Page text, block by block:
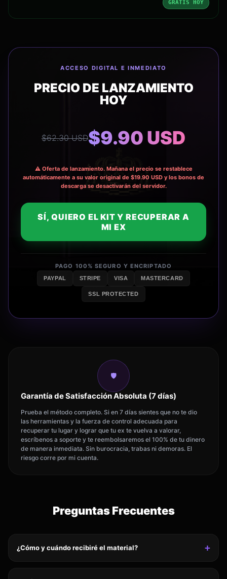
GRATIS HOY
ACCESO DIGITAL E INMEDIATO
PRECIO DE LANZAMIENTO
HOY
$62.30 USD$9.90 USD
⚠️ Oferta de lanzamiento. Mañana el precio se restablece
automáticamente a su valor original de $19.90 USD y los bonos de
descarga se desactivarán del servidor.
SÍ, QUIERO EL KIT Y RECUPERAR A
MI EX
PAGO 100% SEGURO Y ENCRIPTADO
PAYPAL STRIPE VISA MASTERCARD
SSL PROTECTED
🛡
Garantía de Satisfacción Absoluta (7 días)
Prueba el método completo. Si en 7 días sientes que no te dio
las herramientas y la fuerza de control adecuada para
recuperar tu lugar y lograr que tu ex te vuelva a valorar,
escríbenos a soporte y te reembolsaremos el 100% de tu dinero
de manera inmediata. Sin burocracia, trabas ni demoras. El
riesgo corre por mi cuenta.
Preguntas Frecuentes
¿Cómo y cuándo recibiré el material? +